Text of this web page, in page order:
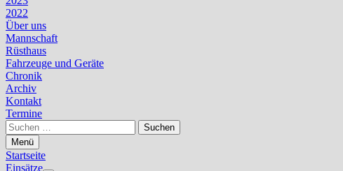
2022
Über uns
Mannschaft
Rüsthaus
Fahrzeuge und Geräte
Chronik
Archiv
Kontakt
Termine
Suchen
nach:
Menü
Startseite
Einsätze